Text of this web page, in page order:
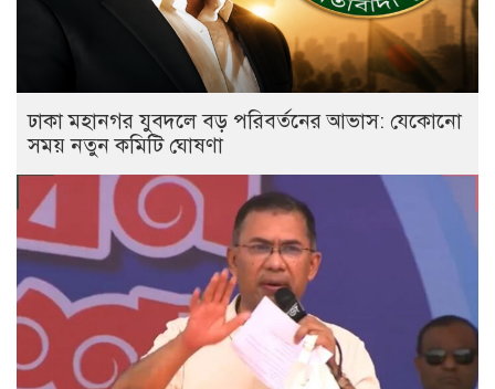
ঢাকা মহানগর যুবদলে বড় পরিবর্তনের আভাস: যেকোনো
সময় নতুন কমিটি ঘোষণা